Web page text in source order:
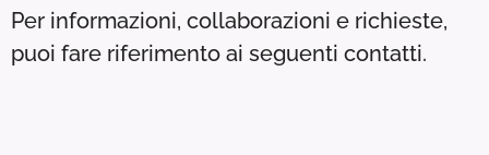
Per informazioni, collaborazioni e richieste,
puoi fare riferimento ai seguenti contatti.